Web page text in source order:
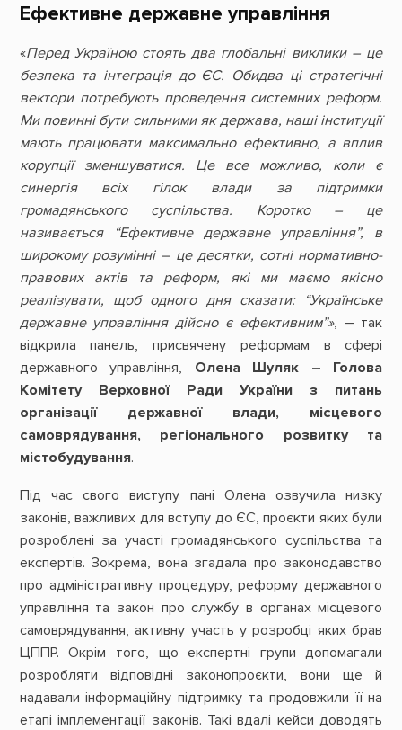
Ефективне державне управління
«Перед Україною стоять два глобальні виклики – це
безпека та інтеграція до ЄС. Обидва ці стратегічні
вектори потребують проведення системних реформ.
Ми повинні бути сильними як держава, наші інституції
мають працювати максимально ефективно, а вплив
корупції зменшуватися. Це все можливо, коли є
синергія всіх гілок влади за підтримки
громадянського суспільства. Коротко – це
називається “Ефективне державне управління”, в
широкому розумінні – це десятки, сотні нормативно-
правових актів та реформ, які ми маємо якісно
реалізувати, щоб одного дня сказати: “Українське
державне управління дійсно є ефективним”», – так
відкрила панель, присвячену реформам в сфері
державного управління, Олена Шуляк – Голова
Комітету Верховної Ради України з питань
організації державної влади, місцевого
самоврядування, регіонального розвитку та
містобудування.
Під час свого виступу пані Олена озвучила низку
законів, важливих для вступу до ЄС, проєкти яких були
розроблені за участі громадянського суспільства та
експертів. Зокрема, вона згадала про законодавство
про адміністративну процедуру, реформу державного
управління та закон про службу в органах місцевого
самоврядування, активну участь у розробці яких брав
ЦППР. Окрім того, що експертні групи допомагали
розробляти відповідні законопроєкти, вони ще й
надавали інформаційну підтримку та продовжили її на
етапі імплементації законів. Такі вдалі кейси доводять